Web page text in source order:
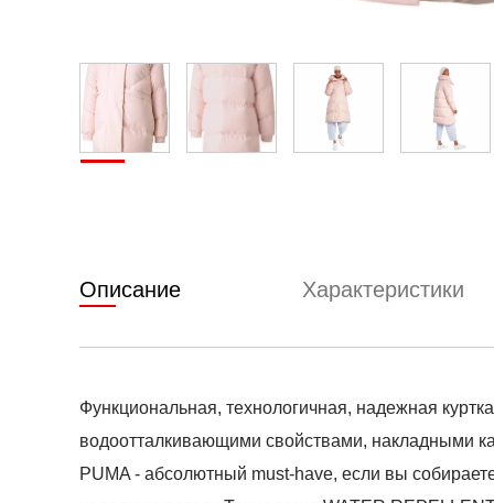
Описание Характеристики
Функциональная, технологичная, надежная
водоотталкивающими свойствами, накладными
PUMA - абсолютный must-have, если вы